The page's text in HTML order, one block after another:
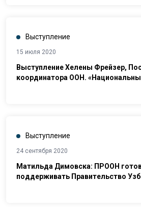
Выступление
15 июля 2020
Выступление Хелены Фрейзер,
координатора ООН.
Выступление
24 сентября 2020
Матильда Димовска: ПРООН
поддерживать Правительство